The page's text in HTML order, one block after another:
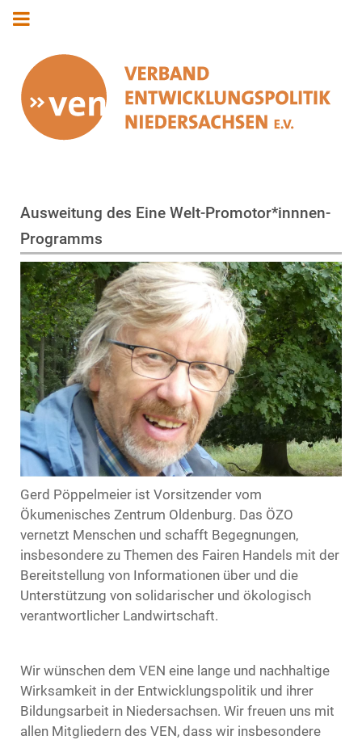
Ausweitung des Eine Welt-Promotor*innnen-
Programms
Gerd Pöppelmeier ist Vorsitzender vom
Ökumenisches Zentrum Oldenburg. Das ÖZO
vernetzt Menschen und schafft Begegnungen,
insbesondere zu Themen des Fairen Handels mit der
Bereitstellung von Informationen über und die
Unterstützung von solidarischer und ökologisch
verantwortlicher Landwirtschaft.
Wir wünschen dem VEN eine lange und nachhaltige
Wirksamkeit in der Entwicklungspolitik und ihrer
Bildungsarbeit in Niedersachsen. Wir freuen uns mit
allen Mitgliedern des VEN, dass wir insbesondere